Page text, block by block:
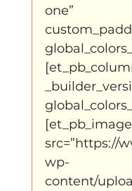
Kabiteni
one”
[et_pb_image
src=”https://
wp-
content/